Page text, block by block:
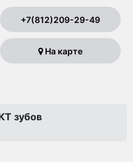
+7(812)209-29-49
На карте
зубов